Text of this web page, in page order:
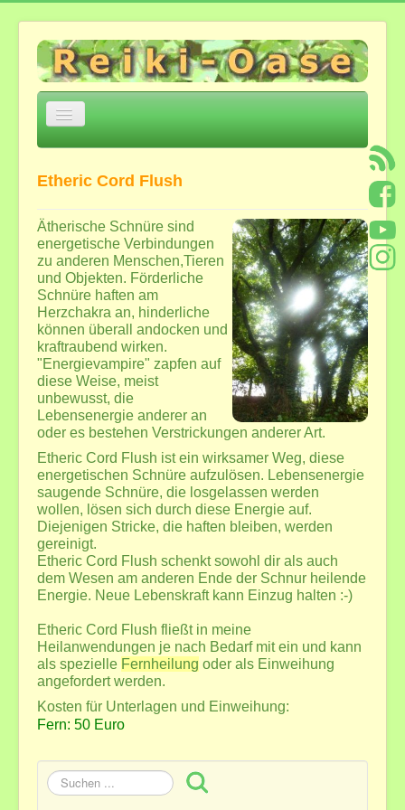
Navigation
Über mich
Einige Eckpunkte
Jesu Trilogie Auszüge
Meditation zur Öffnung von Herz und Geistes-
Verstand
*Heilsame Stunde mit Bettina*
Feedback
Angebote und Kosten
Angebote in der Reiki-Oase ...
Termine und Veranstaltungen außerhalb
Mediale Beratung
Übernachtung bei längerer Anfahrt
Reiki-Anwendung+Seminare
Reiki
Fern-Reiki
Reiki-Seminare 1.-7. Grad
Reiki-Seminar-Preisliste
Geistiges Heilen
GGAB - Ganzheitliche Geistige Aufrichtung und
Begradigung
ATLAS-Wirbel Korrektur
weitere heilsame Systeme ...
Meditation
Etheric Cord Flush
Ätherische Schnüre sind
energetische Verbindungen
zu anderen Menschen,Tieren
und Objekten. Förderliche
Schnüre haften am
Herzchakra an, hinderliche
können überall andocken und
kraftraubend wirken.
"Energievampire" zapfen auf
diese Weise, meist
unbewusst, die
Lebensenergie anderer an
oder es bestehen Verstrickungen anderer Art.
Etheric Cord Flush ist ein wirksamer Weg, diese
energetischen Schnüre aufzulösen. Lebensenergie
saugende Schnüre, die losgelassen werden
wollen, lösen sich durch diese Energie auf.
Diejenigen Stricke, die haften bleiben, werden
gereinigt.
Etheric Cord Flush schenkt sowohl dir als auch
dem Wesen am anderen Ende der Schnur heilende
Energie. Neue Lebenskraft kann Einzug halten :-)
Etheric Cord Flush fließt in meine
Heilanwendungen je nach Bedarf mit ein und kann
als spezielle Fernheilung oder als Einweihung
angefordert werden.
Kosten für Unterlagen und Einweihung:
Fern: 50 Euro
Suchen
...